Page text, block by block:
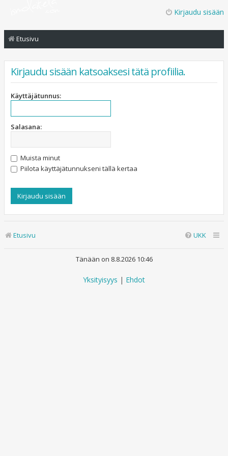
Kirjaudu sisään
Etusivu
Kirjaudu sisään katsoaksesi tätä profiilia.
Käyttäjätunnus:
Salasana:
Muista minut
Piilota käyttäjätunnukseni tällä kertaa
Etusivu UKK
Tänään on 8.8.2026 10:46
Yksityisyys | Ehdot